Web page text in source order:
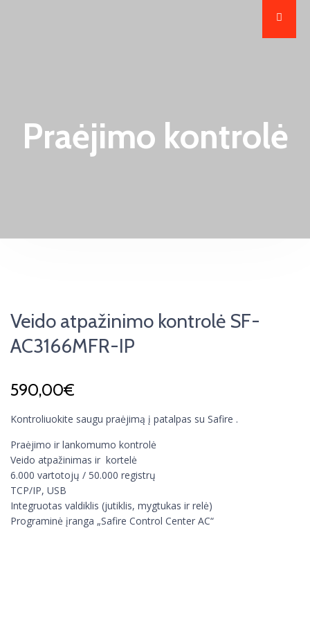
Praėjimo kontrolė
Veido atpažinimo kontrolė SF-
AC3166MFR-IP
590,00€
Kontroliuokite saugu praėjimą į patalpas su Safire .
Praėjimo ir lankomumo kontrolė
Veido atpažinimas ir kortelė
6.000 vartotojų / 50.000 registrų
TCP/IP, USB
Integruotas valdiklis (jutiklis, mygtukas ir relė)
Programinė įranga „Safire Control Center AC“